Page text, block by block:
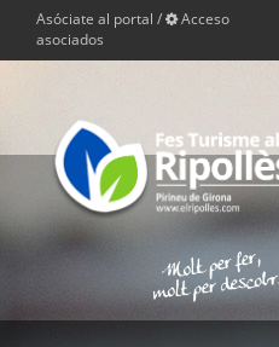
Asóciate al portal /
Acceso
asociados